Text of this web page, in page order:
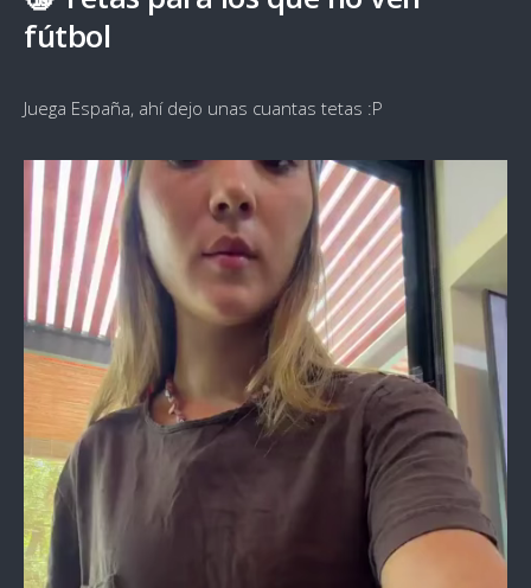
fútbol
Juega España, ahí dejo unas cuantas tetas :P